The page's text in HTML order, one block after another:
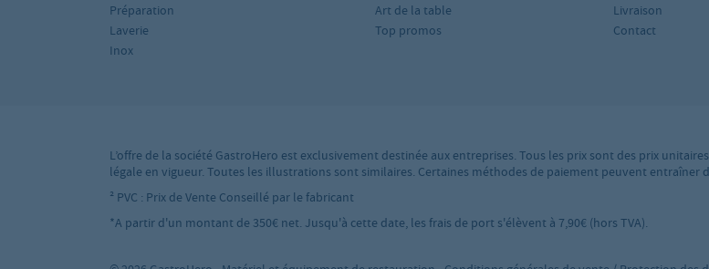
Préparation
Laverie
Inox
Art de la table
Top promos
Livraison
Contact
L’offre de la société GastroHero est exclusivement destinée aux entreprises. Tous les prix sont des prix
légale en vigueur. Toutes les illustrations sont similaires. Certaines méthodes de paiement peuvent entraîner
² PVC : Prix de Vente Conseillé par le fabricant
*A partir d'un montant de 350€ net. Jusqu'à cette date, les frais de port s'élèvent à 7,90€ (hors TVA).